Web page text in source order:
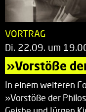
VORTRAG
Di. 22.09. um
»Vorstöße
In einem weiteren
»Vorstöße der